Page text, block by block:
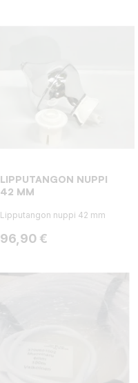
LIPPUTANGON NUPPI
42 MM
Lipputangon nuppi 42 mm
Hinta
96,90 €